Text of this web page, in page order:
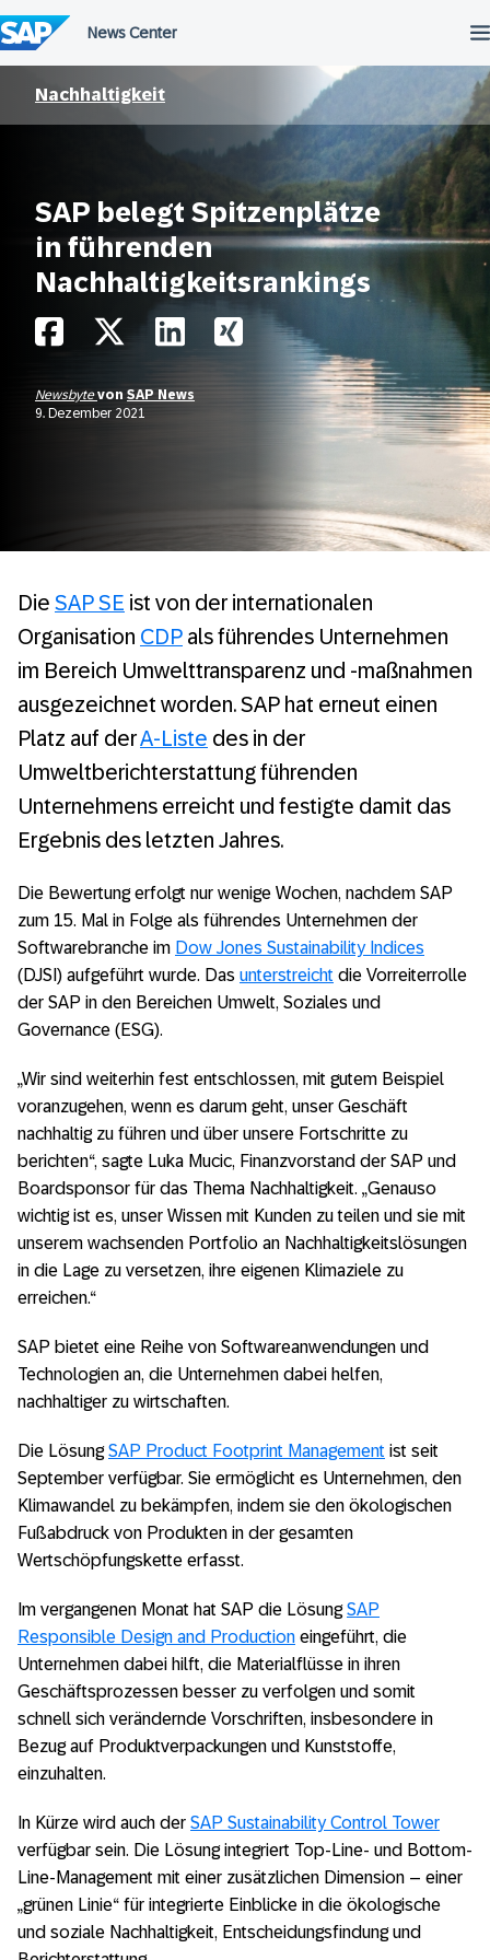
Nachhaltigkeit
SAP belegt Spitzenplätze
in führenden
Nachhaltigkeitsrankings
Newsbytevon SAP News
9. Dezember 2021
Die SAP SE ist von der internationalen
Organisation CDP als führendes Unternehmen
im Bereich Umwelttransparenz und -maßnahmen
ausgezeichnet worden. SAP hat erneut einen
Platz auf derA-Liste des in der
Umweltberichterstattung führenden
Unternehmens erreicht und festigte damit das
Ergebnis des letzten Jahres.
Die Bewertung erfolgt nur wenige Wochen, nachdem SAP
zum 15. Mal in Folge als führendes Unternehmen der
Softwarebranche im Dow Jones Sustainability Indices
(DJSI) aufgeführt wurde. Das unterstreicht die Vorreiterrolle
der SAP in den Bereichen Umwelt, Soziales und
Governance (ESG).
„Wir sind weiterhin fest entschlossen, mit gutem Beispiel
voranzugehen, wenn es darum geht, unser Geschäft
nachhaltig zu führen und über unsere Fortschritte zu
berichten“, sagte Luka Mucic, Finanzvorstand der SAP und
Boardsponsor für das Thema Nachhaltigkeit. „Genauso
wichtig ist es, unser Wissen mit Kunden zu teilen und sie mit
unserem wachsenden Portfolio an Nachhaltigkeitslösungen
in die Lage zu versetzen, ihre eigenen Klimaziele zu
erreichen.“
SAP bietet eine Reihe von Softwareanwendungen und
Technologien an, die Unternehmen dabei helfen,
nachhaltiger zu wirtschaften.
Die LösungSAP Product Footprint Management ist seit
September verfügbar. Sie ermöglicht es Unternehmen, den
Klimawandel zu bekämpfen, indem sie den ökologischen
Fußabdruck von Produkten in der gesamten
Wertschöpfungskette erfasst.
Im vergangenen Monat hat SAP die LösungSAP
Responsible Design and Production eingeführt, die
Unternehmen dabei hilft, die Materialflüsse in ihren
Geschäftsprozessen besser zu verfolgen und somit
schnell sich verändernde Vorschriften, insbesondere in
Bezug auf Produktverpackungen und Kunststoffe,
einzuhalten.
In Kürze wird auch der SAP Sustainability Control Tower
verfügbar sein. Die Lösung integriert Top-Line- und Bottom-
Line-Management mit einer zusätzlichen Dimension – einer
„grünen Linie“ für integrierte Einblicke in die ökologische
und soziale Nachhaltigkeit, Entscheidungsfindung und